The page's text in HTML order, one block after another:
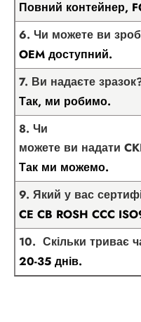
Повний контейнер,
6. Чи можете ви
OEM доступний.
7. Ви надаєте
Так, ми робимо.
8. Чи
можете ви надати
Так ми можемо.
9. Який у вас
CE CB ROSH CCC
10. Скільки триває
20-35 днів.